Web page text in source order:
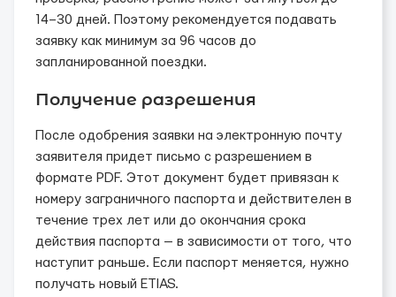
14–30 дней. Поэтому рекомендуется подавать
заявку как минимум за 96 часов до
запланированной поездки.
Получение разрешения
После одобрения заявки на электронную почту
заявителя придет письмо с разрешением в
формате PDF. Этот документ будет привязан к
номеру заграничного паспорта и действителен в
течение трех лет или до окончания срока
действия паспорта — в зависимости от того, что
наступит раньше. Если паспорт меняется, нужно
получать новый ETIAS.